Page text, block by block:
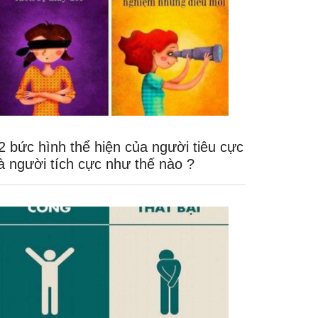
bức hình thể hiện của người tiêu cực
người tích cực như thế nào ?